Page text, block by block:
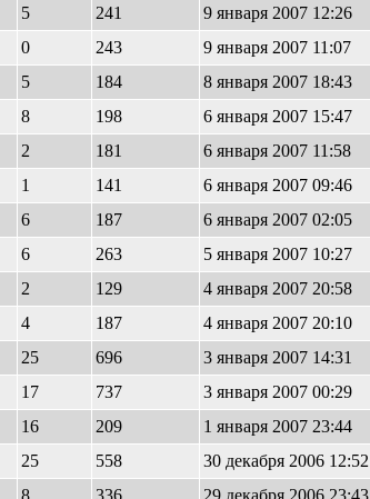
5 241
9 января 2007 12:26
0 243
9 января 2007 11:07
5 184
8 января 2007 18:43
8 198
6 января 2007 15:47
2 181
6 января 2007 11:58
1 141
6 января 2007 09:46
6 187
6 января 2007 02:05
6 263
5 января 2007 10:27
2 129
4 января 2007 20:58
4 187
4 января 2007 20:10
25 696
3 января 2007 14:31
17 737
3 января 2007 00:29
16 209
1 января 2007 23:44
25 558
30 декабря 2006 12:52
8 336
29 декабря 2006 23:43